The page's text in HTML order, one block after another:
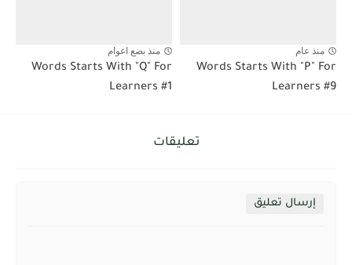
منذ عام
Words Starts With "P" For
Learners #9
منذ بضع اعوام
Words Starts With "Q" For
Learners #1
تعليقات
إرسال تعليق